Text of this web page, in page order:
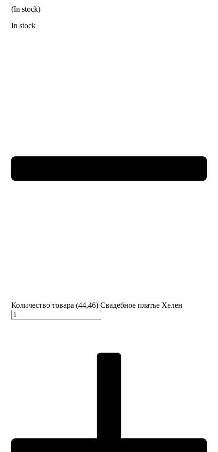
(In stock)
In stock
Количество товара (44,46) Свадебное платье Хелен